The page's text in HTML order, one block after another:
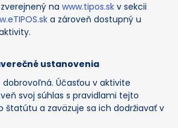
na www.tipos.sk v sekcii
a zároveň dostupný u
ustanovenia
dobrovoľná. Účasťou v aktivite
svoj súhlas s pravidlami tejto
a zaväzuje sa ich dodržiavať v